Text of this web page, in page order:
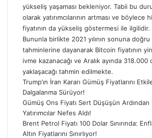
yükseliş yaşaması bekleniyor. Tabii bu
olarak yatırımcılarının artması ve böylece
fiyatının da yükseliş göstermesi ile ilgilidir.
Bununla birlikte 2021 yılının sonuna
tahminlerine dayanarak Bitcoin fiyatının
ivme kazanacağı ve Aralık ayında 318.000
yaklaşacağı tahmin edilmekte.
Trump’ın İran Kararı Gümüş Fiyatlarını
Dalgalanma Sürüyor!
Gümüş Ons Fiyatı Sert Düşüşün Ardından
Yatırımcılar Nefes Aldı!
Brent Petrol Fiyatı 100 Dolar Sınırında:
Altın Fiyatlarını Sınırlıyor!